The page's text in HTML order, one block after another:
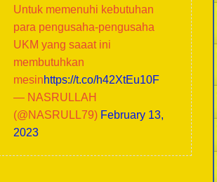
Untuk memenuhi kebutuhan
para pengusaha-pengusaha
UKM yang saaat ini
membutuhkan
mesinhttps://t.co/h42XtEu10F
— NASRULLAH
(@NASRULL79) February 13,
2023